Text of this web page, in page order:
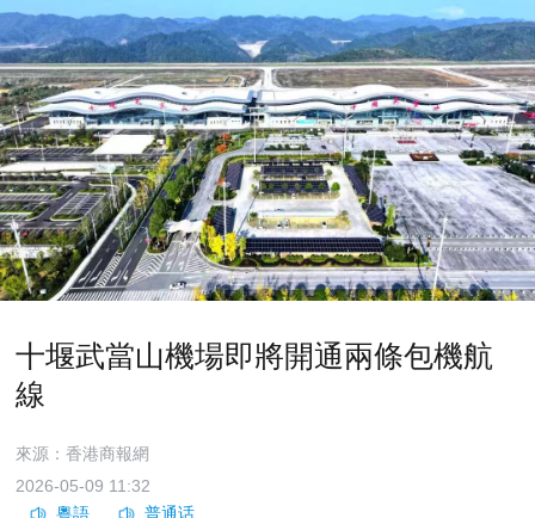
十堰武當山機場即將開通兩條包機航
線
來源：香港商報網
2026-05-09 11:32